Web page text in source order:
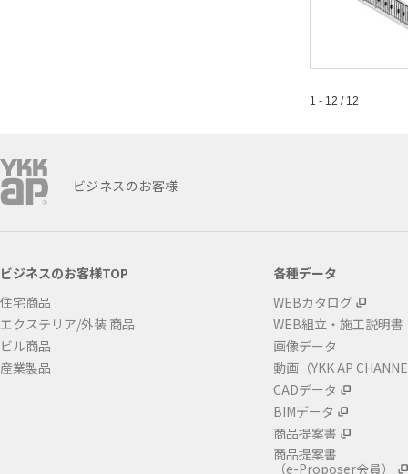
1 - 12 / 12
ビジネスのお客様
ビジネスのお客様TOP
住宅商品
エクステリア/外装 商品
ビル商品
産業製品
各種データ
WEBカタログ
WEB組立・施工説明書
画像データ
動画（YKK AP
CADデータ
BIMデータ
商品提案書
商品提案書
（e-Proposer会員）